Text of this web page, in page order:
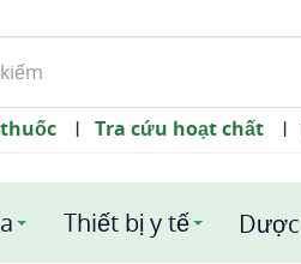
| Tra cứu hoạt chất |
Thiết bị y tế